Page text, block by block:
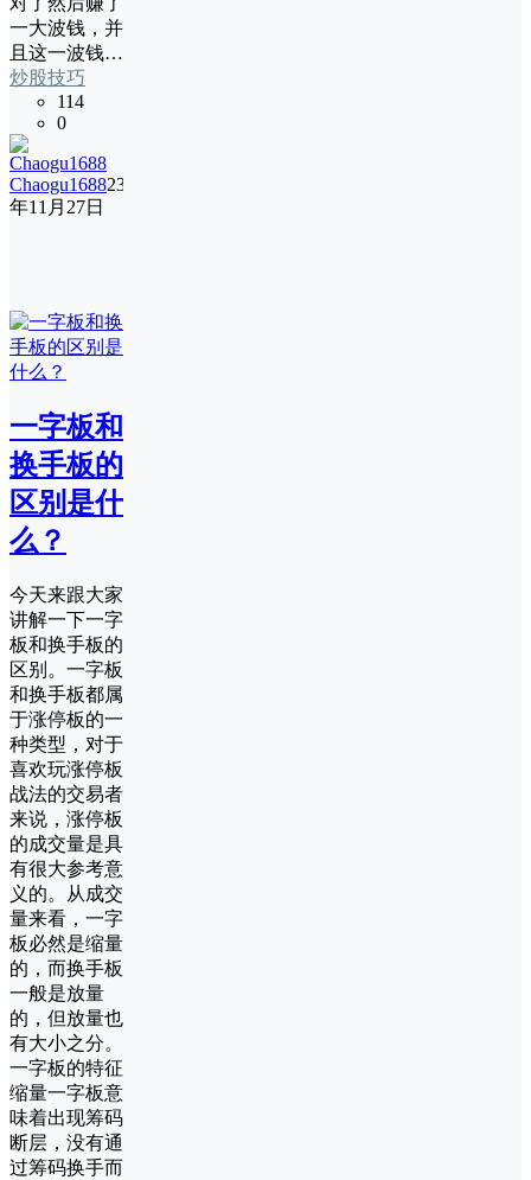
一大波钱，并
且这一波钱…
炒股技巧
114
0
Chaogu168823
年11月27日
一字板和
换手板的
区别是什
么？
今天来跟大家
讲解一下一字
板和换手板的
区别。一字板
和换手板都属
于涨停板的一
种类型，对于
喜欢玩涨停板
战法的交易者
来说，涨停板
的成交量是具
有很大参考意
义的。从成交
量来看，一字
板必然是缩量
的，而换手板
一般是放量
的，但放量也
有大小之分。
一字板的特征
缩量一字板意
味着出现筹码
断层，没有通
过筹码换手而